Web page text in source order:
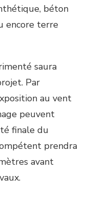
béton
encore terre
saura
Par
au vent
peuvent
finale du
prendra
avant